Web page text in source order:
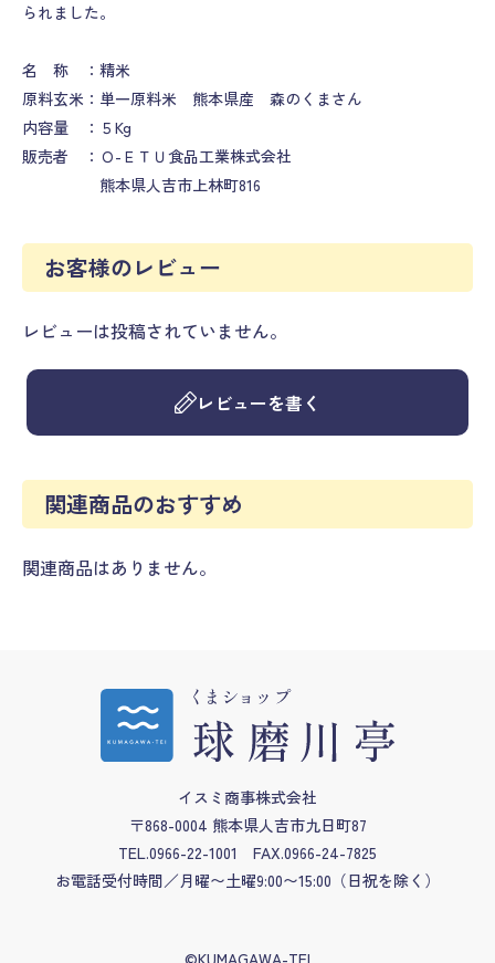
られました。
名 称 ：精米
原料玄米：単一原料米 熊本県産 森のくまさん
内容量 ：５Kg
販売者 ：Ｏ-ＥＴＵ食品工業株式会社
熊本県人吉市上林町816
お客様のレビュー
レビューは投稿されていません。
レビューを書く
関連商品のおすすめ
関連商品はありません。
イスミ商事株式会社
〒868-0004 熊本県人吉市九日町87
TEL.0966-22-1001
FAX.0966-24-7825
お電話受付時間／月曜〜土曜9:00〜15:00 （日祝を除く）
©KUMAGAWA-TEI